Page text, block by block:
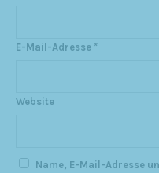
E-Mail-Adresse *
Website
Name, E-Mail-Adresse